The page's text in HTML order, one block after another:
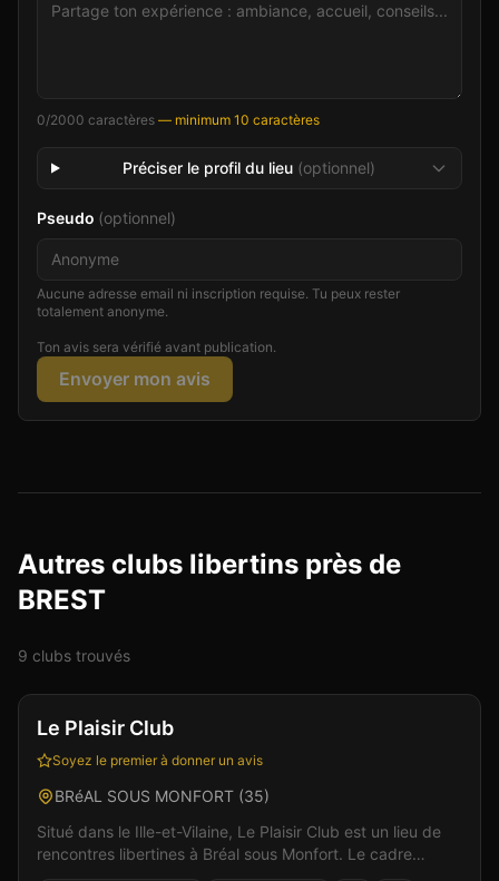
0/2000 caractères — minimum 10 caractères
Préciser le profil du lieu (optionnel)
Pseudo (optionnel)
Aucune adresse email ni inscription requise. Tu peux rester
totalement anonyme.
Ton avis sera vérifié avant publication.
Envoyer mon avis
Autres clubs libertins près de
BREST
9 clubs trouvés
Le Plaisir Club
Soyez le premier à donner un avis
BRéAL SOUS MONFORT (35)
Situé dans le Ille-et-Vilaine, Le Plaisir Club est un lieu de
rencontres libertines à Bréal sous Monfort. Le cadre